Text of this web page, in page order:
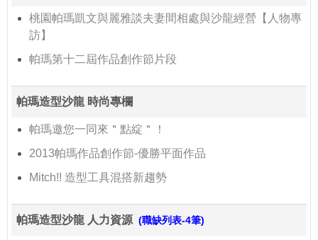
桃園帕瑪凱文與麗雅談夫妻間相處與沙龍經營【人物專
訪】
帕瑪第十二屆作品創作節片段
帕瑪造型沙龍 時尚專欄
帕瑪邀您一同來＂點綻＂！
2013帕瑪作品創作節-優勝平面作品
Mitch!! 造型工具混搭新趨勢
帕瑪造型沙龍 人力資源 (職缺列表-4筆)